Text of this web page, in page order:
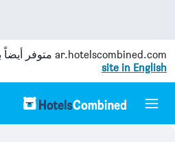
ar.hotelscombined.com متوفر أيضاً
site in English